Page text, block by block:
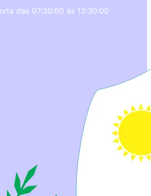
das 07:30:00 às 13:30:00